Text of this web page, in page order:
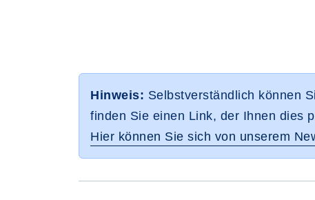
Hinweis: Selbstverständlich können
finden Sie einen Link, der Ihnen dies
Hier können Sie sich von unserem